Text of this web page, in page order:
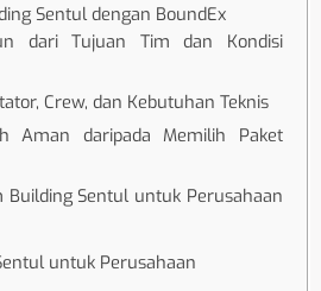
Sentul dengan BoundEx
dari Tujuan Tim dan Kondisi
Crew, dan Kebutuhan Teknis
Aman daripada Memilih Paket
Building Sentul untuk Perusahaan
untuk Perusahaan